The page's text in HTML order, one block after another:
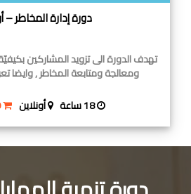
دورة إدارة المخاطر –
تهدف الدورة الى تزويد المشاركين
ومعالجة ومتابعة المخاطر , وايضا
18 ساعة
أونلاين 250 دولار